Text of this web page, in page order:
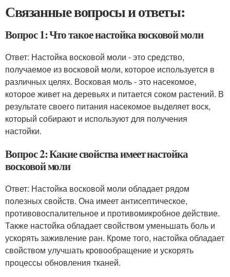
Связанные вопросы и ответы:
Вопрос 1: Что такое настойка восковой моли
Ответ: Настойка восковой моли - это средство,
получаемое из восковой моли, которое используется в
различных целях. Восковая моль - это насекомое,
которое живет на деревьях и питается соком растений. В
результате своего питания насекомое выделяет воск,
который собирают и используют для получения
настойки.
Вопрос 2: Какие свойства имеет настойка
восковой моли
Ответ: Настойка восковой моли обладает рядом
полезных свойств. Она имеет антисептическое,
противовоспалительное и противомикробное действие.
Также настойка обладает свойством уменьшать боль и
ускорять заживление ран. Кроме того, настойка обладает
свойством улучшать кровообращение и ускорять
процессы обновления тканей.